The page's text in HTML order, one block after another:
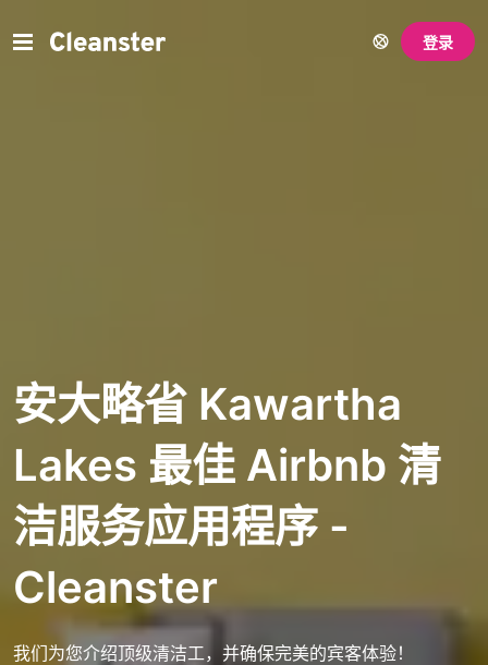
登录
安大略省 Kawartha
Lakes 最佳 Airbnb 清
洁服务应用程序 -
Cleanster
我们为您介绍顶级清洁工，并确保完美的宾客体验！